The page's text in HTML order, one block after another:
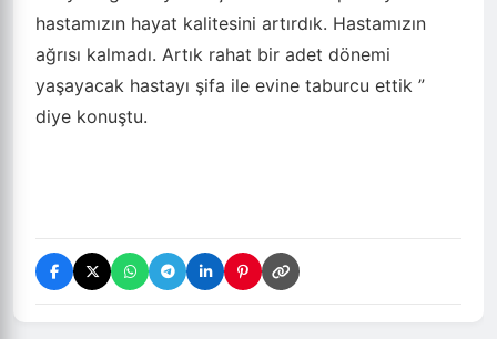
hastamızın hayat kalitesini artırdık. Hastamızın
ağrısı kalmadı. Artık rahat bir adet dönemi
yaşayacak hastayı şifa ile evine taburcu ettik ”
diye konuştu.